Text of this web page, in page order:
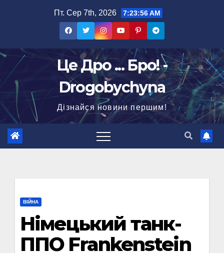
Пт. Сер 7th, 2026 7:23:57 AM
Це Дро ... Бро! -
Drogobychyna
Дізнайся новини першим!
ВІЙНА
Німецький танк-
ППО Frankenstein